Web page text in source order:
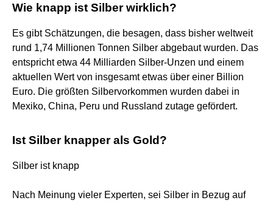
Wie knapp ist Silber wirklich?
Es gibt Schätzungen, die besagen, dass bisher weltweit
rund 1,74 Millionen Tonnen Silber abgebaut wurden. Das
entspricht etwa 44 Milliarden Silber-Unzen und einem
aktuellen Wert von insgesamt etwas über einer Billion
Euro. Die größten Silbervorkommen wurden dabei in
Mexiko, China, Peru und Russland zutage gefördert.
Ist Silber knapper als Gold?
Silber ist knapp
Nach Meinung vieler Experten, sei Silber in Bezug auf